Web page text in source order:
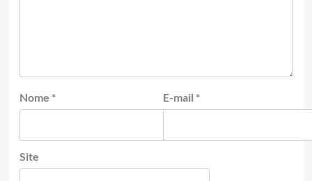
Nome * E-mail *
Site